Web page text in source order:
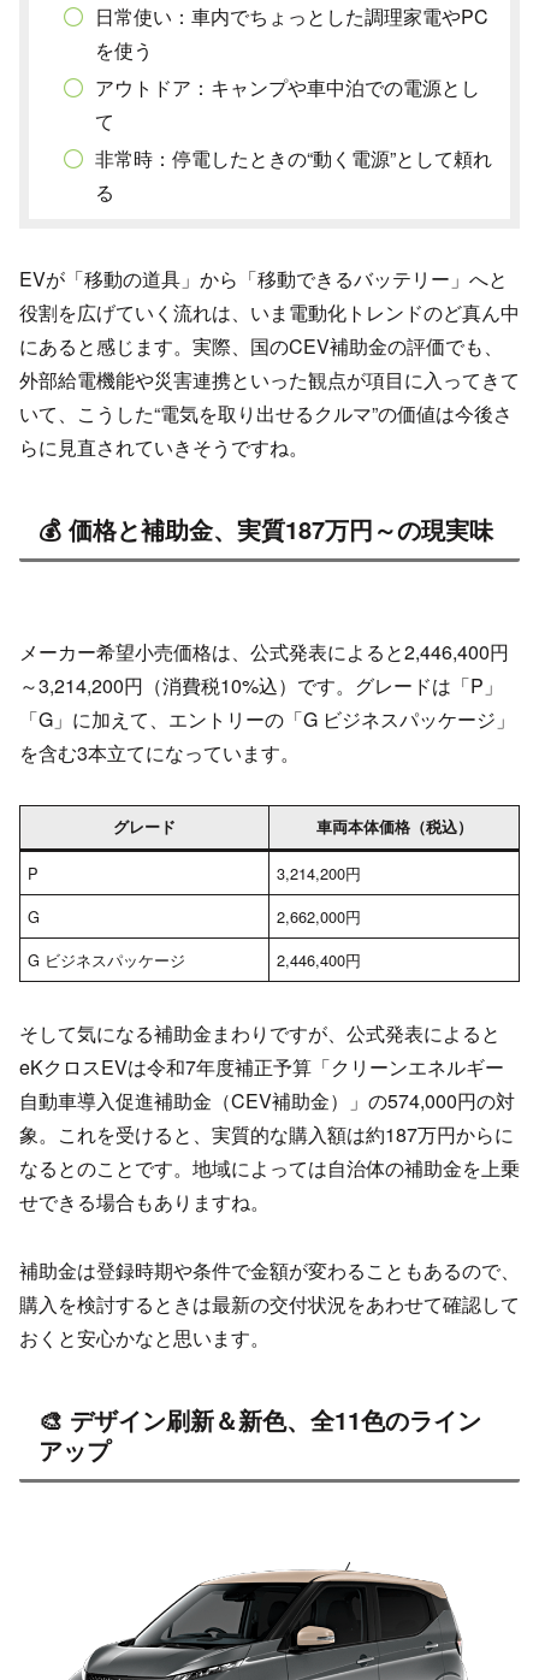
日常使い：車内でちょっとした調理家電やPC
を使う
アウトドア：キャンプや車中泊での電源とし
て
非常時：停電したときの“動く電源”として頼れ
る
EVが「移動の道具」から「移動できるバッテリー」へと
役割を広げていく流れは、いま電動化トレンドのど真ん中
にあると感じます。実際、国のCEV補助金の評価でも、
外部給電機能や災害連携といった観点が項目に入ってきて
いて、こうした“電気を取り出せるクルマ”の価値は今後さ
らに見直されていきそうですね。
💰 価格と補助金、実質187万円～の現実味
メーカー希望小売価格は、公式発表によると2,446,400円
～3,214,200円（消費税10%込）です。グレードは「P」
「G」に加えて、エントリーの「G ビジネスパッケージ」
を含む3本立てになっています。
グレード 車両本体価格（税込）
P
3,214,200円
G
2,662,000円
G ビジネスパッケージ
2,446,400円
そして気になる補助金まわりですが、公式発表によると
eKクロスEVは令和7年度補正予算「クリーンエネルギー
自動車導入促進補助金（CEV補助金）」の574,000円の対
象。これを受けると、実質的な購入額は約187万円からに
なるとのことです。地域によっては自治体の補助金を上乗
せできる場合もありますね。
補助金は登録時期や条件で金額が変わることもあるので、
購入を検討するときは最新の交付状況をあわせて確認して
おくと安心かなと思います。
🎨 デザイン刷新＆新色、全11色のライン
アップ